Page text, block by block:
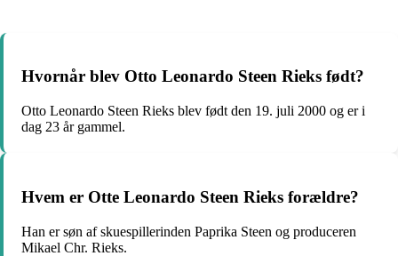
Hvornår blev Otto Leonardo Steen Rieks født?
Otto Leonardo Steen Rieks blev født den 19. juli 2000 og er i
dag 23 år gammel.
Hvem er Otte Leonardo Steen Rieks forældre?
Han er søn af skuespillerinden Paprika Steen og produceren
Mikael Chr. Rieks.